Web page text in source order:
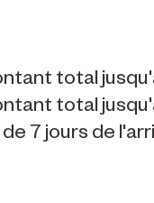
total
total
7 jours de